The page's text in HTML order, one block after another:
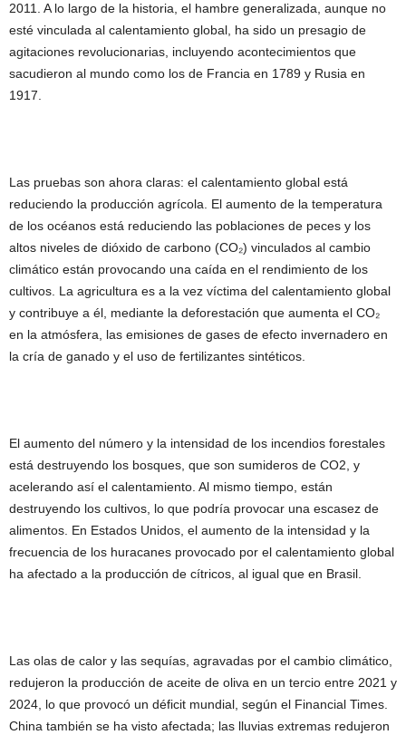
2011. A lo largo de la historia, el hambre generalizada, aunque no
esté vinculada al calentamiento global, ha sido un presagio de
agitaciones revolucionarias, incluyendo acontecimientos que
sacudieron al mundo como los de Francia en 1789 y Rusia en
1917.
Las pruebas son ahora claras: el calentamiento global está
reduciendo la producción agrícola. El aumento de la temperatura
de los océanos está reduciendo las poblaciones de peces y los
altos niveles de dióxido de carbono (CO₂) vinculados al cambio
climático están provocando una caída en el rendimiento de los
cultivos. La agricultura es a la vez víctima del calentamiento global
y contribuye a él, mediante la deforestación que aumenta el CO₂
en la atmósfera, las emisiones de gases de efecto invernadero en
la cría de ganado y el uso de fertilizantes sintéticos.
El aumento del número y la intensidad de los incendios forestales
está destruyendo los bosques, que son sumideros de CO2, y
acelerando así el calentamiento. Al mismo tiempo, están
destruyendo los cultivos, lo que podría provocar una escasez de
alimentos. En Estados Unidos, el aumento de la intensidad y la
frecuencia de los huracanes provocado por el calentamiento global
ha afectado a la producción de cítricos, al igual que en Brasil.
Las olas de calor y las sequías, agravadas por el cambio climático,
redujeron la producción de aceite de oliva en un tercio entre 2021 y
2024, lo que provocó un déficit mundial, según el Financial Times.
China también se ha visto afectada; las lluvias extremas redujeron